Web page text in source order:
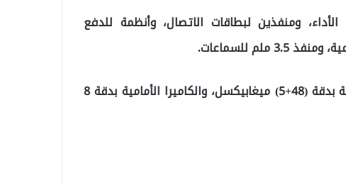
ومنفذين لبطاقات الاتصال، وأنظمة للدفع
للسماعات.
أما الكاميرا الأساسية للهاتف فجاءت ثنائية العدسة بدقة (48+5) ميغابيكسل، والكاميرا الأمامية بدقة 8